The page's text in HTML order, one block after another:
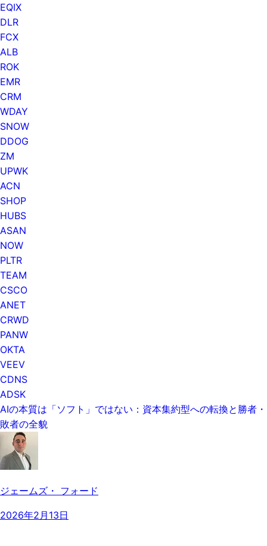
EQIX
DLR
FCX
ALB
ROK
EMR
CRM
WDAY
SNOW
DDOG
ZM
UPWK
ACN
SHOP
HUBS
ASAN
NOW
PLTR
TEAM
CSCO
ANET
CRWD
PANW
OKTA
VEEV
CDNS
ADSK
AIの本質は「ソフト」ではない：資本集約型への転換と勝者・
敗者の全貌
ジェームズ・ フォード
2026年2月13日